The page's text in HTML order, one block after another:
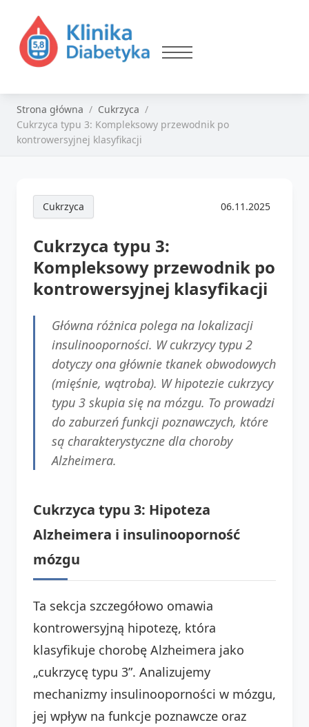
Strona główna
Cukrzyca
Cukrzyca typu 3: Kompleksowy przewodnik po
kontrowersyjnej klasyfikacji
Cukrzyca 06.11.2025
Cukrzyca typu 3:
Kompleksowy przewodnik po
kontrowersyjnej klasyfikacji
Główna różnica polega na lokalizacji
insulinooporności. W cukrzycy typu 2
dotyczy ona głównie tkanek obwodowych
(mięśnie, wątroba). W hipotezie cukrzycy
typu 3 skupia się na mózgu. To prowadzi
do zaburzeń funkcji poznawczych, które
są charakterystyczne dla choroby
Alzheimera.
Cukrzyca typu 3: Hipoteza
Alzheimera i insulinooporność
mózgu
Ta sekcja szczegółowo omawia
kontrowersyjną hipotezę, która
klasyfikuje chorobę Alzheimera jako
„cukrzycę typu 3”. Analizujemy
mechanizmy insulinooporności w mózgu,
jej wpływ na funkcje poznawcze oraz